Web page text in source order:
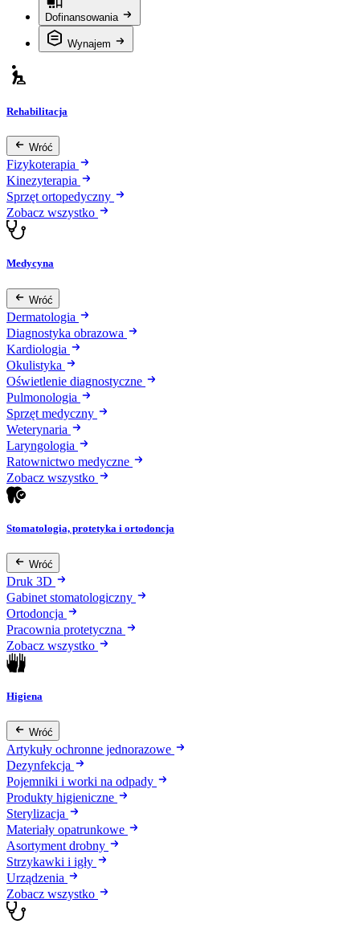
Dofinansowania
Wynajem
Rehabilitacja
Wróć
Fizykoterapia
Kinezyterapia
Sprzęt ortopedyczny
Zobacz wszystko
Medycyna
Wróć
Dermatologia
Diagnostyka obrazowa
Kardiologia
Okulistyka
Oświetlenie diagnostyczne
Pulmonologia
Sprzęt medyczny
Weterynaria
Laryngologia
Ratownictwo medyczne
Zobacz wszystko
Stomatologia, protetyka i ortodoncja
Wróć
Druk 3D
Gabinet stomatologiczny
Ortodoncja
Pracownia protetyczna
Zobacz wszystko
Higiena
Wróć
Artykuły ochronne jednorazowe
Dezynfekcja
Pojemniki i worki na odpady
Produkty higieniczne
Sterylizacja
Materiały opatrunkowe
Asortyment drobny
Strzykawki i igły
Urządzenia
Zobacz wszystko